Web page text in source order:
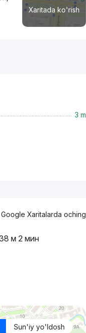
Xaritada ko'rish
3 m
Google Xaritalarda oching
м 2 мин
Sun'iy yo'ldosh